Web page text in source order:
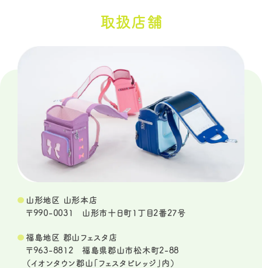
取扱店舗
山形地区 山形本店
〒990-0031 山形市十日町1丁目2番27号
福島地区 郡山フェスタ店
〒963-8812 福島県郡山市松木町2-88
（イオンタウン郡山「フェスタビレッジ」内）